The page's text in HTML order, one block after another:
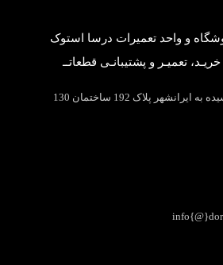
و واحد تعمیرات درسا استوک
تعمیـر و پشتیبانـی قطعاتــ
تهران خیابان سمیه نرسیده به ایرانشهر پلاک 192 ساختمان 130